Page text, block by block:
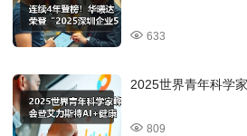
633
2025世界青年科学
809